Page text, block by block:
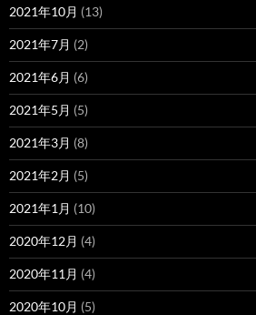
2021年10月 (13)
2021年7月 (2)
2021年6月 (6)
2021年5月 (5)
2021年3月 (8)
2021年2月 (5)
2021年1月 (10)
2020年12月 (4)
2020年11月 (4)
2020年10月 (5)